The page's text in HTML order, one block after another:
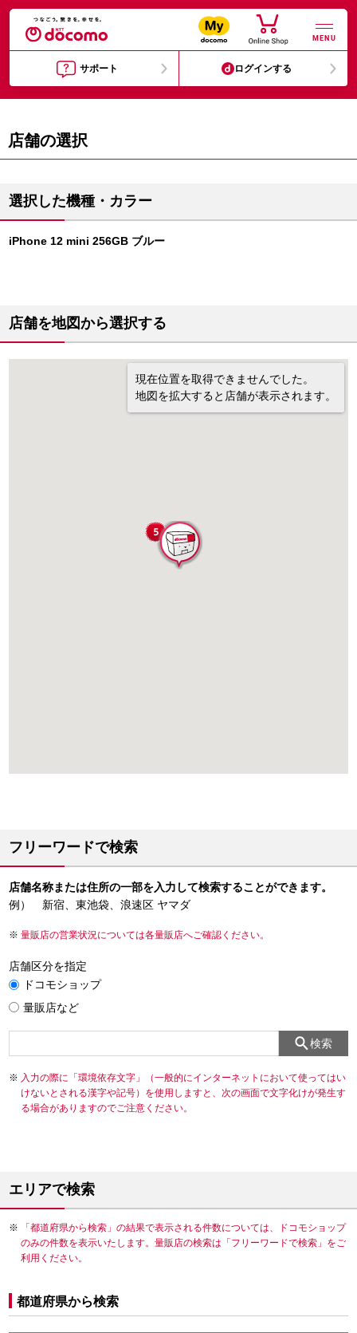
MENU
サポート ログインする
店舗の選択
選択した機種・カラー
iPhone 12 mini 256GB ブルー
店舗を地図から選択する
現在位置を取得できませんでした。
地図を拡大すると店舗が表示されます。
フリーワードで検索
店舗名称または住所の一部を入力して検索することができます。
例） 新宿、東池袋、浪速区 ヤマダ
量販店の営業状況については各量販店へご確認ください。
店舗区分を指定
ドコモショップ
量販店など
検索
入力の際に「環境依存文字」（一般的にインターネットにおいて使ってはい
けないとされる漢字や記号）を使用しますと、次の画面で文字化けが発生す
る場合がありますのでご注意ください。
エリアで検索
「都道府県から検索」の結果で表示される件数については、ドコモショップ
のみの件数を表示いたします。量販店の検索は「フリーワードで検索」をご
利用ください。
都道府県から検索